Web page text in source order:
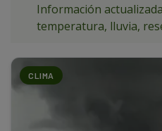
Información
temperatura, lluvia,
CLIMA